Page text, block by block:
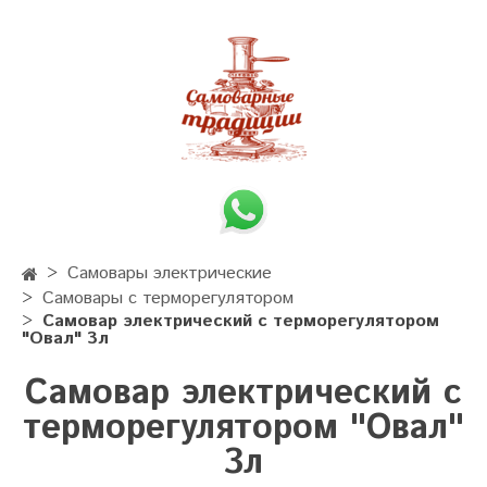
Самовары электрические
Самовары с терморегулятором
Самовар электрический с терморегулятором
"Овал" 3л
Самовар электрический с
терморегулятором "Овал"
3л